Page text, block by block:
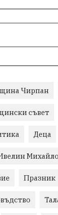
Чирпан
съвет
Деца
Празник